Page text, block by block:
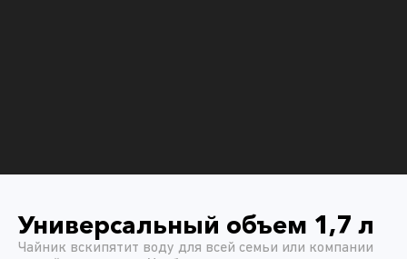
Универсальный объем 1,7 л
Чайник вскипятит воду для всей семьи или компании